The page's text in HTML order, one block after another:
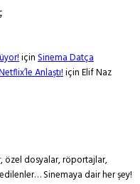
içinSinema Datça
Anlaştı!içinElif Naz
dosyalar, röportajlar,
Sinemaya dair her şey!